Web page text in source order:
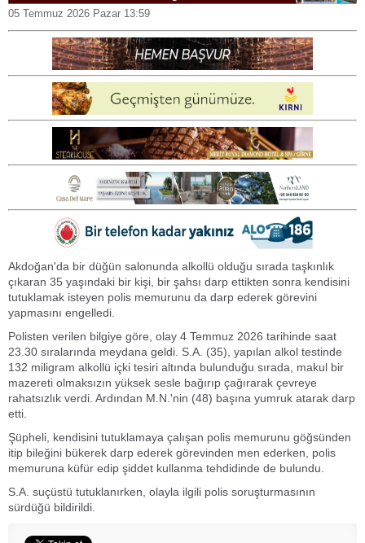
05 Temmuz 2026 Pazar 13:59
Akdoğan'da bir düğün salonunda alkollü olduğu sırada taşkınlık
çıkaran 35 yaşındaki bir kişi, bir şahsı darp ettikten sonra kendisini
tutuklamak isteyen polis memurunu da darp ederek görevini
yapmasını engelledi.
Polisten verilen bilgiye göre, olay 4 Temmuz 2026 tarihinde saat
23.30 sıralarında meydana geldi. S.A. (35), yapılan alkol testinde
132 miligram alkollü içki tesiri altında bulunduğu sırada, makul bir
mazereti olmaksızın yüksek sesle bağırıp çağırarak çevreye
rahatsızlık verdi. Ardından M.N.'nin (48) başına yumruk atarak darp
etti.
Şüpheli, kendisini tutuklamaya çalışan polis memurunu göğsünden
itip bileğini bükerek darp ederek görevinden men ederken, polis
memuruna küfür edip şiddet kullanma tehdidinde de bulundu.
S.A. suçüstü tutuklanırken, olayla ilgili polis soruşturmasının
sürdüğü bildirildi.